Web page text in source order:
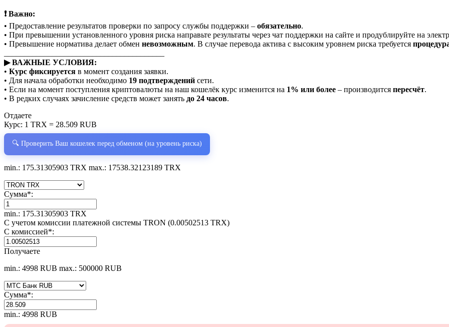
❗ Важно:
• Предоставление результатов проверки по запросу службы поддержки – обязательно.
• При превышении установленного уровня риска направьте результаты через чат поддержки на сайте и продублируйте на
• Превышение норматива делает обмен невозможным. В случае перевода актива с высоким уровнем риска требуется
▶ ВАЖНЫЕ УСЛОВИЯ:
• Курс фиксируется в момент создания заявки.
• Для начала обработки необходимо 19 подтверждений сети.
• Если на момент поступления криптовалюты на наш кошелёк курс изменится на 1% или более – производится пересчёт.
• В редких случаях зачисление средств может занять до 24 часов.
Отдаете
Курс: 1 TRX = 28.509 RUB
🔍 Проверить Ваш кошелек перед обменом (на уровень риска)
min.: 175.31305903 TRX max.: 17538.32123189 TRX
Сумма*:
min.: 175.31305903 TRX
С учетом комиссии платежной системы TRON (0.00502513 TRX)
С комиссией*:
Получаете
min.: 4998 RUB max.: 500000 RUB
Сумма*:
min.: 4998 RUB